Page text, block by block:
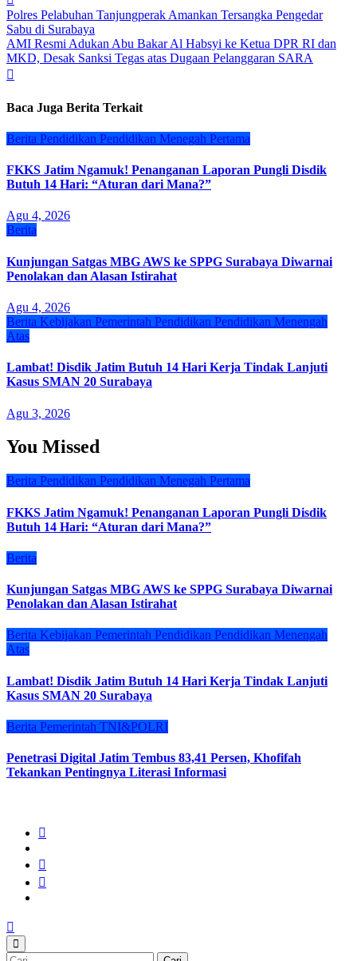
pos
Polres Pelabuhan Tanjungperak Amankan Tersangka Pengedar
Sabu di Surabaya
AMI Resmi Adukan Abu Bakar Al Habsyi ke Ketua DPR RI dan
MKD, Desak Sanksi Tegas atas Dugaan Pelanggaran SARA
Baca Juga Berita Terkait
Berita Pendidikan Pendidikan Menegah Pertama
FKKS Jatim Ngamuk! Penanganan Laporan Pungli Disdik
Butuh 14 Hari: “Aturan dari Mana?”
Agu 4, 2026
Berita
Kunjungan Satgas MBG AWS ke SPPG Surabaya Diwarnai
Penolakan dan Alasan Istirahat
Agu 4, 2026
Berita Kebijakan Pemerintah Pendidikan Pendidikan Menengah
Atas
Lambat! Disdik Jatim Butuh 14 Hari Kerja Tindak Lanjuti
Kasus SMAN 20 Surabaya
Agu 3, 2026
You Missed
Berita Pendidikan Pendidikan Menegah Pertama
FKKS Jatim Ngamuk! Penanganan Laporan Pungli Disdik
Butuh 14 Hari: “Aturan dari Mana?”
Berita
Kunjungan Satgas MBG AWS ke SPPG Surabaya Diwarnai
Penolakan dan Alasan Istirahat
Berita Kebijakan Pemerintah Pendidikan Pendidikan Menengah
Atas
Lambat! Disdik Jatim Butuh 14 Hari Kerja Tindak Lanjuti
Kasus SMAN 20 Surabaya
Berita Pemerintah TNI&POLRI
Penetrasi Digital Jatim Tembus 83,41 Persen, Khofifah
Tekankan Pentingnya Literasi Informasi